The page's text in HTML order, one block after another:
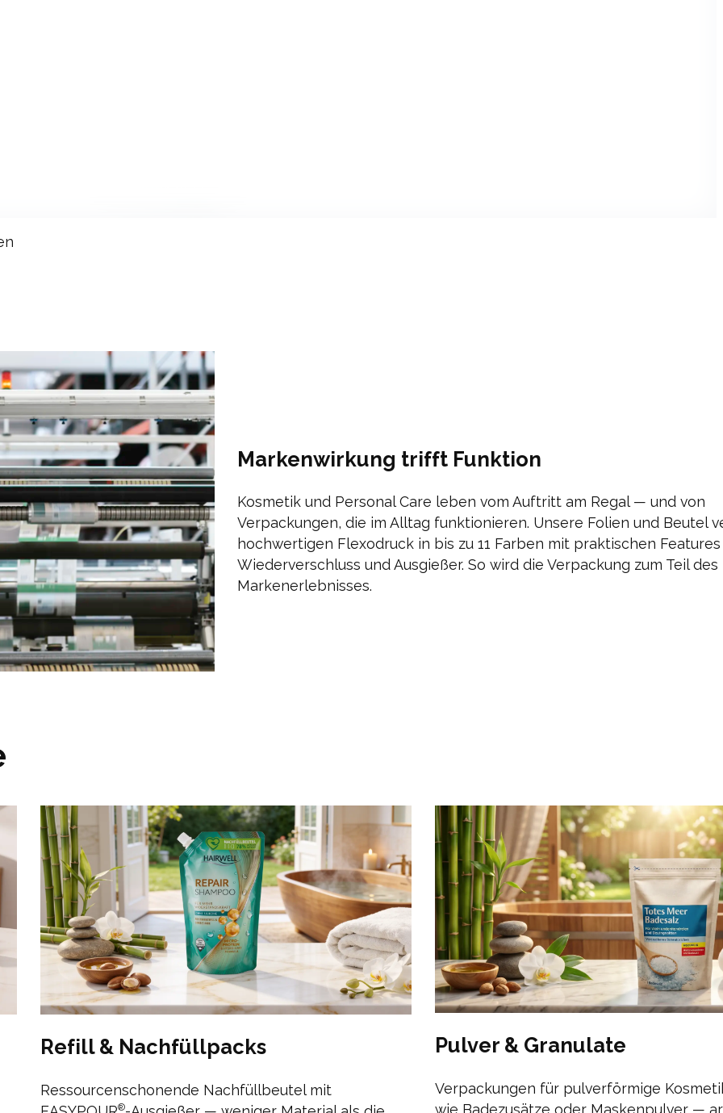
Markenwirkung trifft Funktion
Kosmetik und Personal Care leben vom Auftritt am Regal — und von
Verpackungen, die im Alltag funktionieren. Unsere Folien und Beutel
hochwertigen Flexodruck in bis zu 11 Farben mit praktischen
Wiederverschluss und Ausgießer. So wird die Verpackung zum Teil des
Markenerlebnisses.
Refill & Nachfüllpacks
Ressourcenschonende Nachfüllbeutel mit
®
Pulver & Granulate
Verpackungen für pulverförmige
wie Badezusätze oder Maskenpulver —